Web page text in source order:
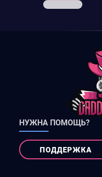
НУЖНА ПОМОЩЬ?
ПОДДЕРЖКА